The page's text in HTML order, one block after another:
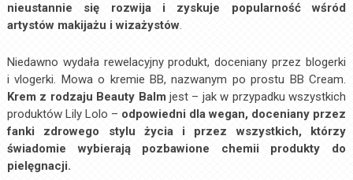
nieustannie się rozwija i zyskuje popularność wśród
artystów makijażu i wizażystów.
Niedawno wydała rewelacyjny produkt, doceniany przez blogerki
i vlogerki. Mowa o kremie BB, nazwanym po prostu BB Cream.
Krem z rodzaju Beauty Balmjest – jak w przypadku wszystkich
produktów Lily Lolo – odpowiedni dla wegan, doceniany przez
fanki zdrowego stylu życia i przez wszystkich, którzy
świadomie wybierają pozbawione chemii produkty do
pielęgnacji.